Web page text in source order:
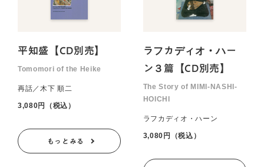
平知盛【CD別売】
Tomomori of the Heike
再話／木下 順二
3,080円（税込）
もっとみる
ラフカディオ・ハー
ン３篇【CD別売】
The Story of MIMI-NASHI-
HOICHI
ラフカディオ・ハーン
3,080円（税込）